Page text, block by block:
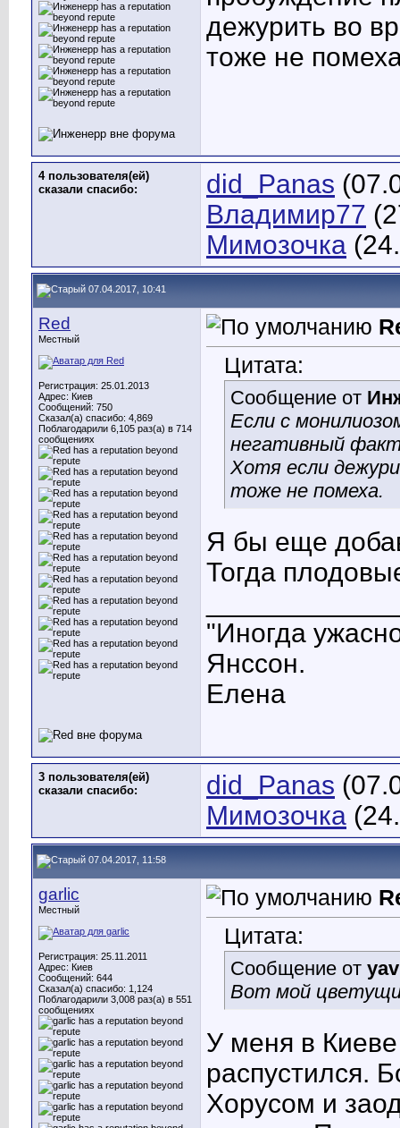
дежурить во
тоже не
4 пользователя(ей)
сказали cпасибо:
did_Panas
Владимир77
Мимозочка
07.04.2017, 10:41
Red
Местный
Регистрация: 25.01.2013
Адрес: Киев
Сообщений: 750
Сказал(а) спасибо: 4,869
Поблагодарили 6,105 раз(а) в 714
сообщениях
Цитата:
Сообщение от
Если с
негативный
Хотя если
тоже не помеха.
Я бы еще
Тогда
"Иногда
Янссон.
Елена
3 пользователя(ей)
сказали cпасибо:
did_Panas
Мимозочка
07.04.2017, 11:58
garlic
Местный
Регистрация: 25.11.2011
Адрес: Киев
Сообщений: 644
Сказал(а) спасибо: 1,124
Поблагодарили 3,008 раз(а) в 551
сообщениях
Цитата:
Сообщение от
Вот мой
У меня в
распустился.
Хорусом и